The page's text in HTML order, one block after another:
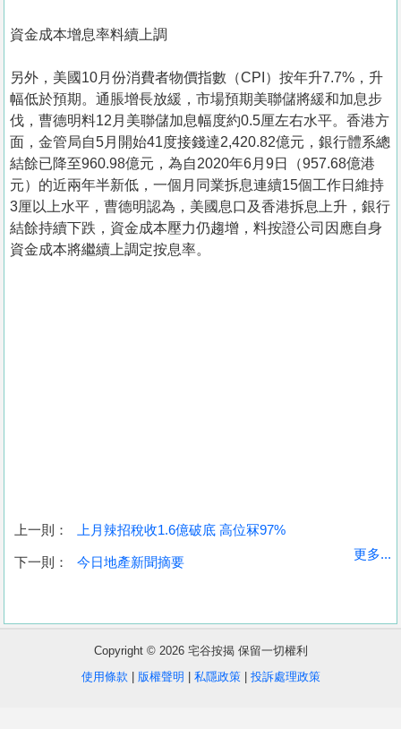
收
盤
資金成本增息率料續上調
另外，美國10月份消費者物價指數（CPI）按年升7.7%，升
幅低於預期。通脹增長放緩，市場預期美聯儲將緩和加息步
伐，曹德明料12月美聯儲加息幅度約0.5厘左右水平。香港方
面，金管局自5月開始41度接錢達2,420.82億元，銀行體系總
結餘已降至960.98億元，為自2020年6月9日（957.68億港
元）的近兩年半新低，一個月同業拆息連續15個工作日維持
3厘以上水平，曹德明認為，美國息口及香港拆息上升，銀行
結餘持續下跌，資金成本壓力仍趨增，料按證公司因應自身
資金成本將繼續上調定按息率。
上一則： 上月辣招稅收1.6億破底 高位冧97%
下一則： 今日地產新聞摘要
更多...
Copyright © 2026 宅谷按揭 保留一切權利
使用條款
版權聲明 私隱政策| 投訴處理政策